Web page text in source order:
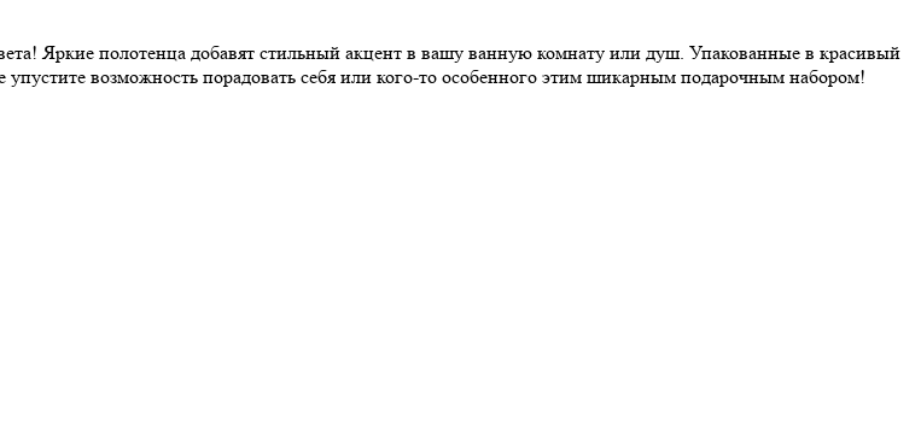
Яркие полотенца добавят стильный акцент в вашу ванную комнату или душ. Упакованные в красивый
возможность порадовать себя или кого-то особенного этим шикарным подарочным набором!